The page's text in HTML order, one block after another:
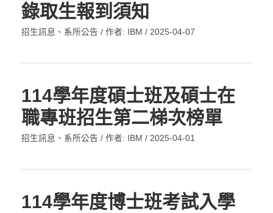
錄取生報到須知
招生訊息 、 系所公告 / 作者: IBM / 2025-04-07
114學年度碩士班及碩士在
職專班招生第二梯次榜單
招生訊息 、 系所公告 / 作者: IBM / 2025-04-01
114學年度博士班考試入學